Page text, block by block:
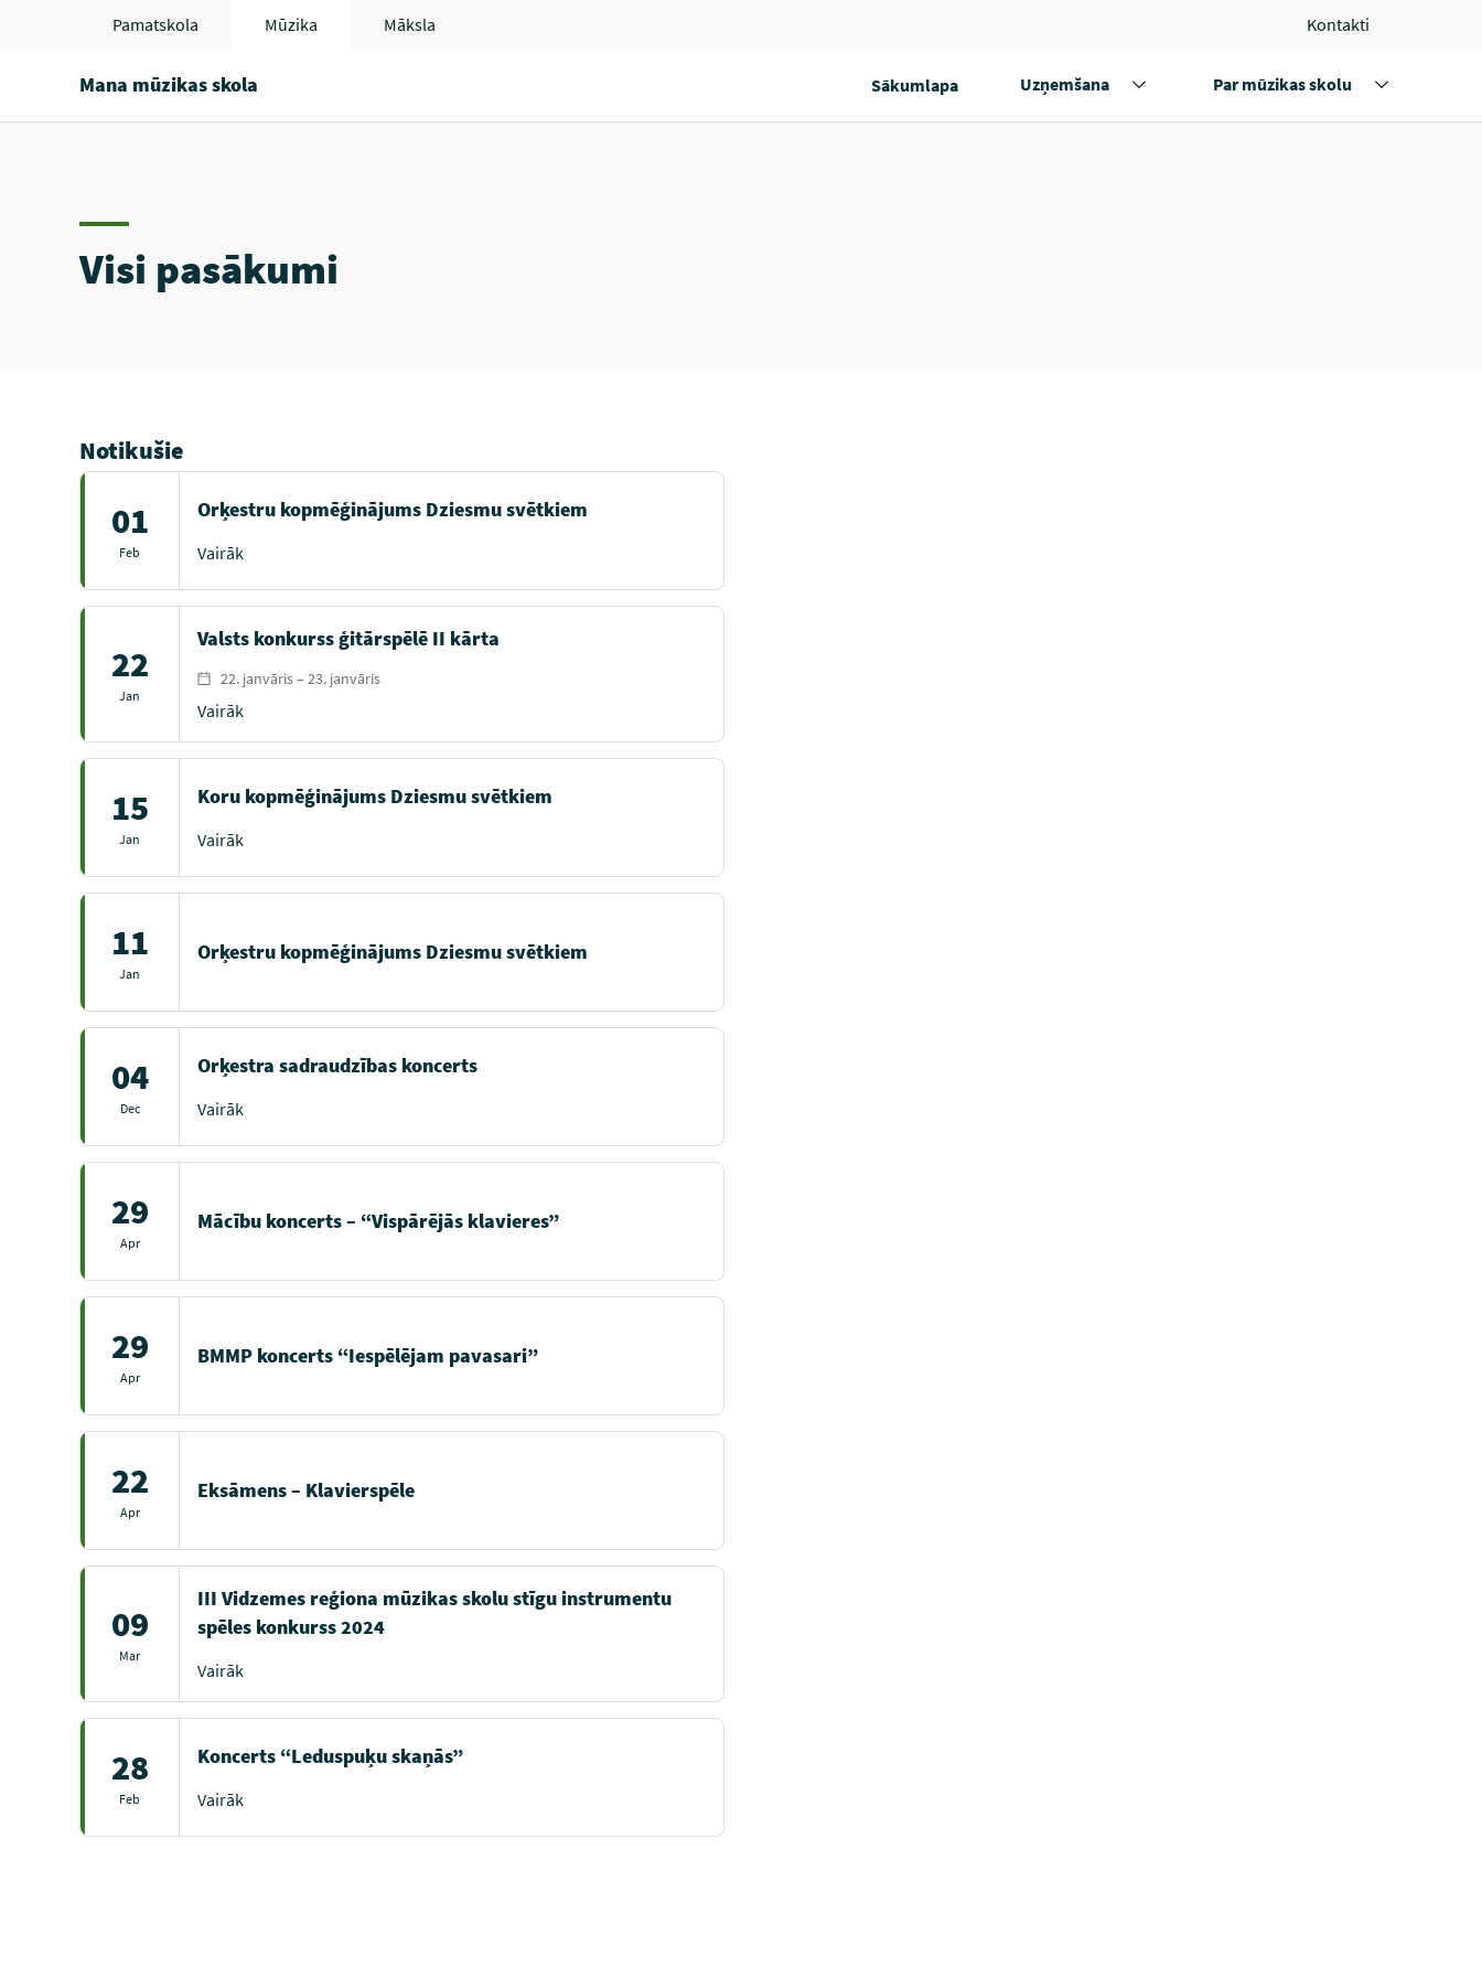
Pamatskola Mūzika Māksla Kontakti
Mana mūzikas skola Sākumlapa Uzņemšana Par mūzikas skolu
Visi pasākumi
Notikušie
01
Feb
Orķestru kopmēģinājums Dziesmu svētkiem
Vairāk
22
Jan
Valsts konkurss ģitārspēlē II kārta
22. janvāris – 23. janvāris
Vairāk
15
Jan
Koru kopmēģinājums Dziesmu svētkiem
Vairāk
11
Jan
Orķestru kopmēģinājums Dziesmu svētkiem
04
Dec
Orķestra sadraudzības koncerts
Vairāk
29
Apr
Mācību koncerts – “Vispārējās klavieres”
29
Apr
BMMP koncerts “Iespēlējam pavasari”
22
Apr
Eksāmens – Klavierspēle
09
Mar
III Vidzemes reģiona mūzikas skolu stīgu instrumentu
spēles konkurss 2024
Vairāk
28
Feb
Koncerts “Leduspuķu skaņās”
Vairāk